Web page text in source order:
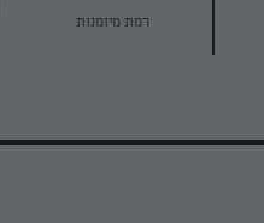
רמת מיומנות